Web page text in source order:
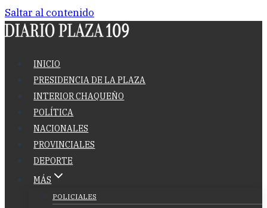
Saltar al contenido
INICIO
PRESIDENCIA DE LA PLAZA
INTERIOR CHAQUEÑO
POLÍTICA
NACIONALES
PROVINCIALES
DEPORTE
MÁS
POLICIALES